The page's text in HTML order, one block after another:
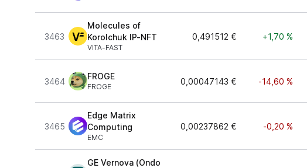
3463
Molecules of
Korolchuk IP-NFT
VITA-FAST
0,491512 € +1,70 %
3464
FROGE
FROGE
0,00047143 € -14,60 %
3465
Edge Matrix
Computing
EMC
0,00237862 € -0,20 %
GE Vernova (Ondo